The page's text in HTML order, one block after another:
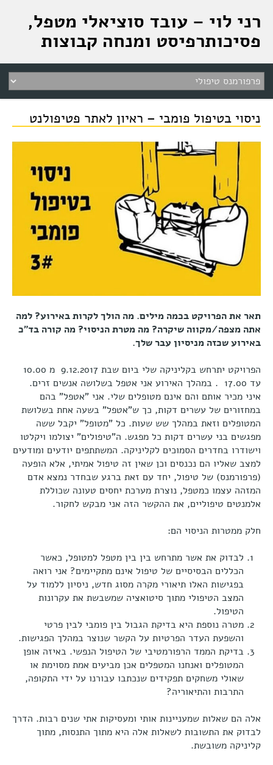
רני לוי – עובד סוציאלי מטפל,
פסיכותרפיסט ומנחה קבוצות
ניסוי בטיפול פומבי – ראיון לאתר פטיפולנט
תאר את הפרויקט בכמה מילים. מה הולך לקרות באירוע? למה
אתה מצפה/מקווה שיקרה? מה מטרת הניסוי? מה קורה בד"כ
באירוע שכזה מניסיון עבר שלך.
הפרויקט יתרחש בקליניקה שלי ביום שבת 9.12.2017 מ 10.00
עד 17.00 . במהלך האירוע אני אטפל בשלושה אנשים זרים.
איני מכיר אותם והם אינם מטופלים שלי. אני "אטפל" בהם
במחזורים של עשרים דקות, כך ש"אטפל" בשעה אחת בשלושת
המטופלים וזאת במהלך שש שעות. כל "מטופל" יקבל ששה
מפגשים בני עשרים דקות כל מפגש. ה"טיפולים" יצולמו ויקלטו
וישודרו בחדרים הסמוכים לקליניקה. המשתתפים יודעים ומודעים
למצב שאליו הם נכנסים וכן שאין זה טיפול אמיתי, אלא הופעה
(פרפורמנס) של טיפול, יחד עם זאת ברגע שבחדר נמצא אדם
המזהה עצמו כמטפל, נוצרת מערכת יחסים טעונה שכוללת
אלמנטים טיפוליים, את ההקשר הזה אני מבקש לחקור.
חלק ממטרות הניסוי הם:
לבדוק את אשר מתרחש בין בין מטפל למטופל, כאשר
הכללים הבסיסיים של טיפול אינם מתקיימים? אני רואה
בפגישות האלו תיאורי מקרה מסוג חדש, ניסיון ללמוד על
המצב הטיפולי מתוך סיטואציה שמשבשת את עקרונות
הטיפול.
מטרה נוספת היא בדיקת הגבול בין פומבי לבין פרטי
והשפעת העדר הפרטיות על הקשר שנוצר במהלך הפגישות.
בדיקת הממד הרפורמטיבי של הטיפול הנפשי. באיזה אופן
המטופלים ואנחנו המטפלים אכן מביעים אמת מסוימת או
שאולי משחקים תפקידים שנכתבו עבורנו על ידי התקופה,
התרבות והתיאוריה?
אלה הם שאלות שמעניינות אותי ומעסיקות אתי שנים רבות. הדרך
לבדוק את התשובות לשאלות אלה היא מתוך התנסות, מתוך
קליניקה משובשת.